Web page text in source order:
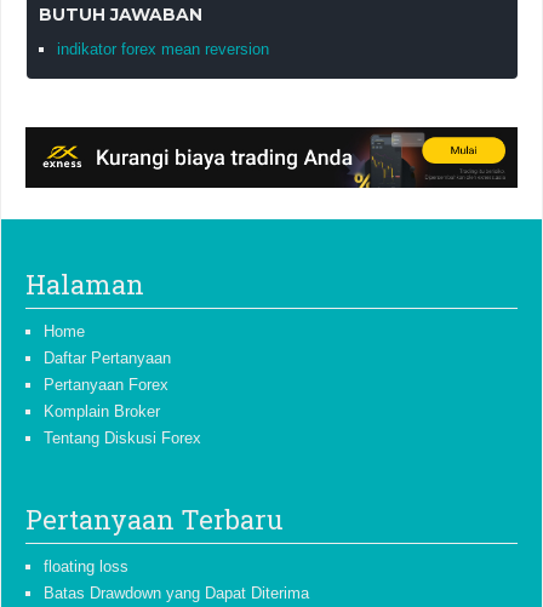
BUTUH JAWABAN
indikator forex mean reversion
Halaman
Home
Daftar Pertanyaan
Pertanyaan Forex
Komplain Broker
Tentang Diskusi Forex
Pertanyaan Terbaru
floating loss
Batas Drawdown yang Dapat Diterima